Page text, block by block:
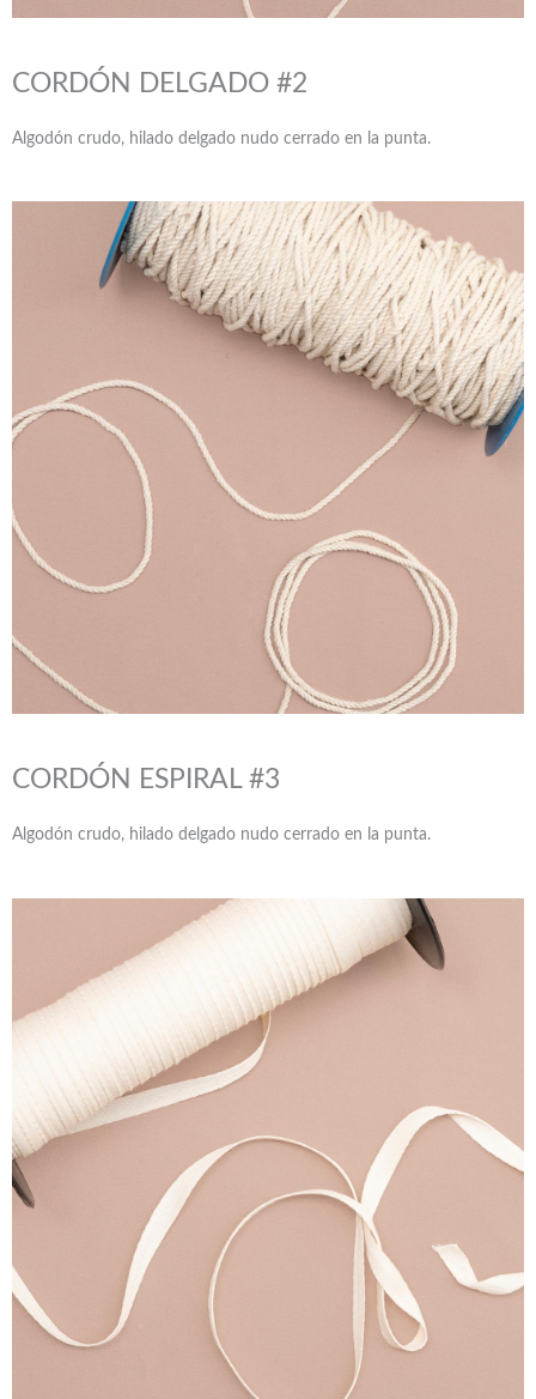
CORDÓN DELGADO #2
Algodón crudo, hilado delgado nudo cerrado en la punta.
CORDÓN ESPIRAL #3
Algodón crudo, hilado delgado nudo cerrado en la punta.